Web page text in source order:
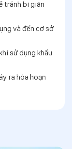
tránh bị giãn
và đến cơ sở
sử dụng khẩu
ra hỏa hoạn